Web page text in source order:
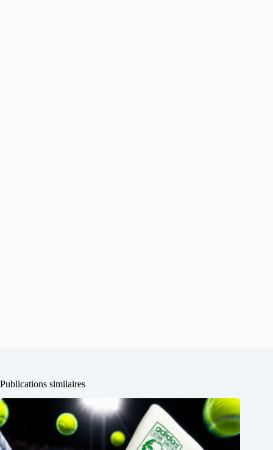
Publications similaires